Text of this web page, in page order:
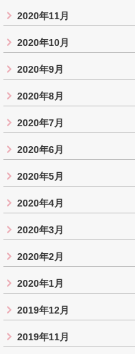
2020年11月
2020年10月
2020年9月
2020年8月
2020年7月
2020年6月
2020年5月
2020年4月
2020年3月
2020年2月
2020年1月
2019年12月
2019年11月